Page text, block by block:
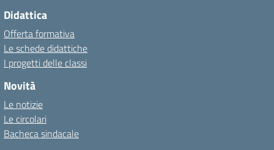
Didattica
Offerta formativa
Le schede didattiche
I progetti delle classi
Novità
Le notizie
Le circolari
Bacheca sindacale